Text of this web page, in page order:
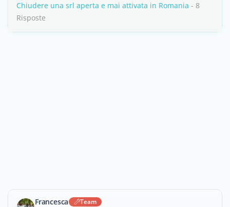
Chiudere una srl aperta e mai attivata in Romania - 8
Risposte
Francesca Team